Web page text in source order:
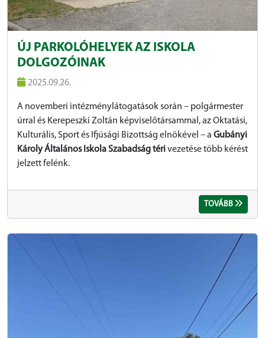
ÚJ PARKOLÓHELYEK AZ ISKOLA
DOLGOZÓINAK
2025.09.26.
A novemberi intézménylátogatások során – polgármester
úrral és Kerepeszki Zoltán képviselőtársammal, az Oktatási,
Kulturális, Sport és Ifjúsági Bizottság elnökével – a Gubányi
Károly Általános Iskola Szabadság térivezetése több kérést
jelzett felénk.
TOVÁBB